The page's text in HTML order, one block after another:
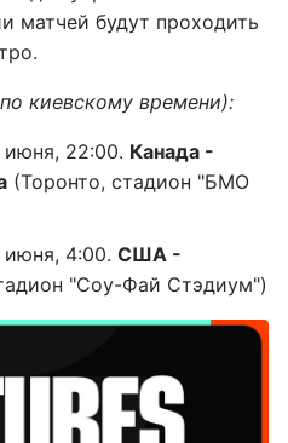
матчей будут проходить
киевскому времени):
июня, 22:00. Канада -
(Торонто, стадион "БМО
июня, 4:00. США -
"Соу-Фай Стэдиум")